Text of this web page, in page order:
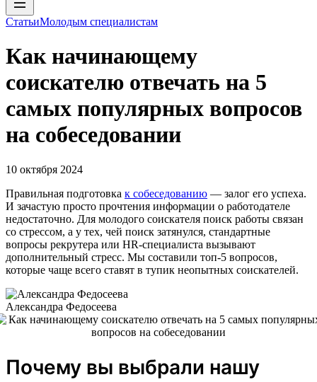
СтатьиМолодым специалистам
Как начинающему
соискателю отвечать на 5
самых популярных вопросов
на собеседовании
10 октября 2024
Правильная подготовка к собеседованию — залог его успеха.
И зачастую просто прочтения информации о работодателе
недостаточно. Для молодого соискателя поиск работы связан
со стрессом, а у тех, чей поиск затянулся, стандартные
вопросы рекрутера или HR-специалиста вызывают
дополнительный стресс. Мы составили топ-5 вопросов,
которые чаще всего ставят в тупик неопытных соискателей.
Александра Федосеева
Почему вы выбрали нашу